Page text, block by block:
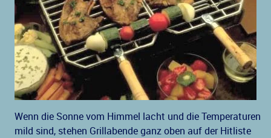
Wenn die Sonne vom Himmel lacht und die Temperaturen
mild sind, stehen Grillabende ganz oben auf der Hitliste